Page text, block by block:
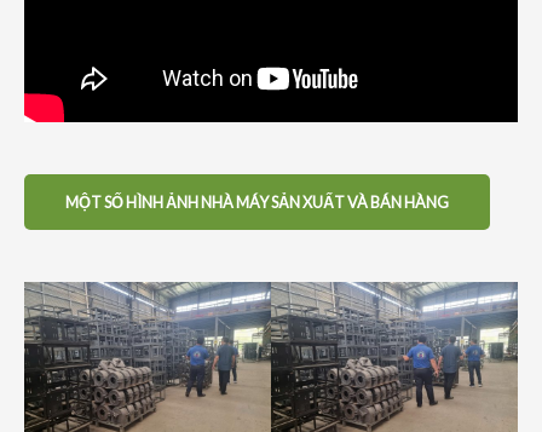
MỘT SỐ HÌNH ẢNH NHÀ MÁY SẢN XUẤT VÀ BÁN HÀNG